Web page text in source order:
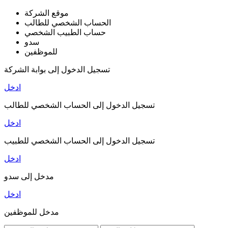
موقع الشركة
الحساب الشخصي للطالب
حساب الطبيب الشخصي
سدو
للموظفين
تسجيل الدخول إلى بوابة الشركة
ادخل
تسجيل الدخول إلى الحساب الشخصي للطالب
ادخل
تسجيل الدخول إلى الحساب الشخصي للطبيب
ادخل
مدخل إلى سدو
ادخل
مدخل للموظفين